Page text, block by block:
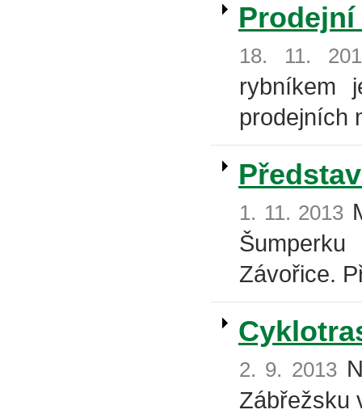
18. 11.
rybníkem
prodejních
1. 11. 2013
Závořice.
2. 9. 2013
Zábřežsku